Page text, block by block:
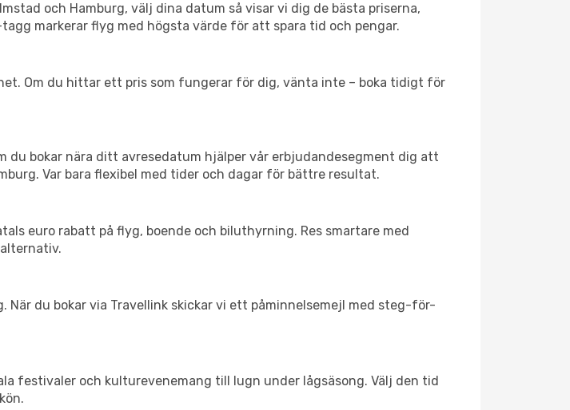
och Hamburg, välj dina datum så visar vi dig de bästa priserna,
markerar flyg med högsta värde för att spara tid och pengar.
Om du hittar ett pris som fungerar för dig, vänta inte – boka tidigt för
du bokar nära ditt avresedatum hjälper vår erbjudandesegment dig att
Var bara flexibel med tider och dagar för bättre resultat.
euro rabatt på flyg, boende och biluthyrning. Res smartare med
du bokar via Travellink skickar vi ett påminnelsemejl med steg-för-
festivaler och kulturevenemang till lugn under lågsäsong. Välj den tid